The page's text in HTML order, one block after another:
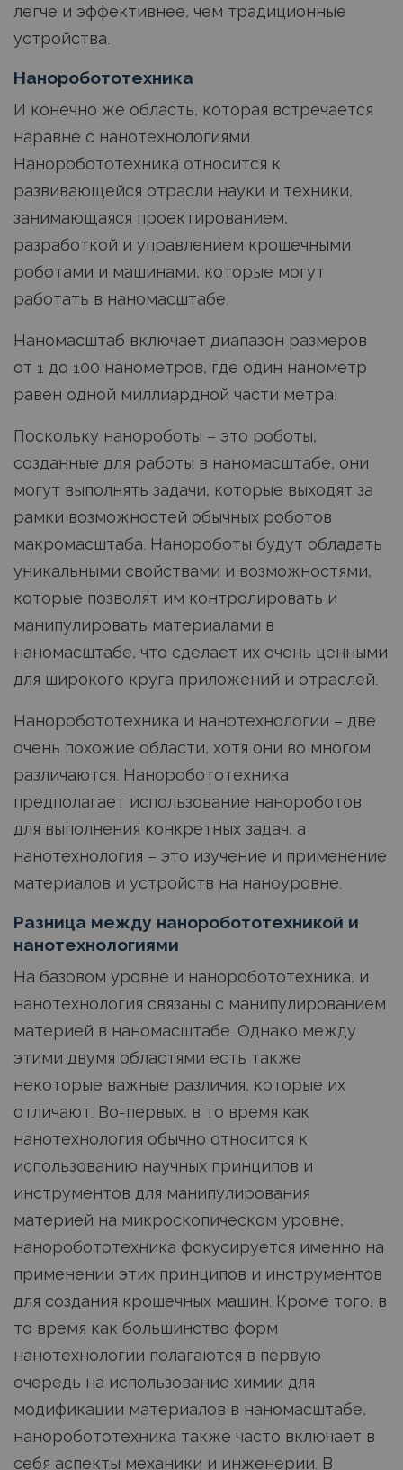
легче и эффективнее, чем традиционные
устройства.
Наноробототехника
И конечно же область, которая встречается
наравне с нанотехнологиями.
Наноробототехника относится к
развивающейся отрасли науки и техники,
занимающаяся проектированием,
разработкой и управлением крошечными
роботами и машинами, которые могут
работать в наномасштабе.
Наномасштаб включает диапазон размеров
от 1 до 100 нанометров, где один нанометр
равен одной миллиардной части метра.
Поскольку нанороботы – это роботы,
созданные для работы в наномасштабе, они
могут выполнять задачи, которые выходят за
рамки возможностей обычных роботов
макромасштаба. Нанороботы будут обладать
уникальными свойствами и возможностями,
которые позволят им контролировать и
манипулировать материалами в
наномасштабе, что сделает их очень ценными
для широкого круга приложений и отраслей.
Наноробототехника и нанотехнологии – две
очень похожие области, хотя они во многом
различаются. Наноробототехника
предполагает использование нанороботов
для выполнения конкретных задач, а
нанотехнология – это изучение и применение
материалов и устройств на наноуровне.
Разница между наноробототехникой и
нанотехнологиями
На базовом уровне и наноробототехника, и
нанотехнология связаны с манипулированием
материей в наномасштабе. Однако между
этими двумя областями есть также
некоторые важные различия, которые их
отличают. Во-первых, в то время как
нанотехнология обычно относится к
использованию научных принципов и
инструментов для манипулирования
материей на микроскопическом уровне,
наноробототехника фокусируется именно на
применении этих принципов и инструментов
для создания крошечных машин. Кроме того, в
то время как большинство форм
нанотехнологии полагаются в первую
очередь на использование химии для
модификации материалов в наномасштабе,
наноробототехника также часто включает в
себя аспекты механики и инженерии. В